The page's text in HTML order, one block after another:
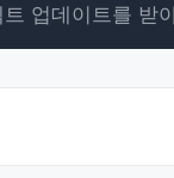
업데이트를 받